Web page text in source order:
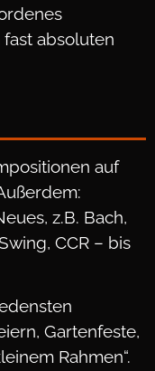
absoluten
auf
z.B. Bach,
CCR – bis
Gartenfeste,
Rahmen“.